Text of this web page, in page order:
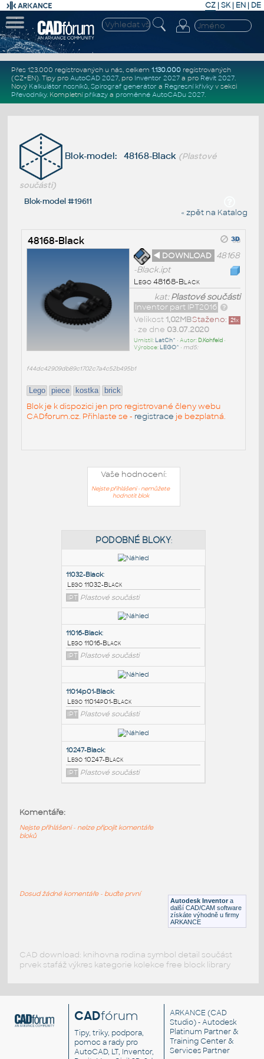
CZ | SK| EN | DE
Přes 123.000 registrovaných u nás, celkem 1.130.000registrovaných
(CZ+EN). Tipy pro AutoCAD 2027, pro Inventor 2027a pro Revit 2027.
Nový Kalkulátor nosníků, Spirograf generátor a Regresní křivkyv sekci
Převodníky. Kompletní příkazya proměnné AutoCADu 2027.
Blok-model: 48168-Black (Plastové
součásti)
Blok-model #19611
« zpět na Katalog
48168-Black
◄ DOWNLOAD 48168
-Black.ipt
Lego 48168-Black
kat:Plastové součásti
Inventor part IPT2016
Staženo: 21x
Velikost 1,02MB
• ze dne 03.07.2020
Umístil: LatCh^ • Autor: D.Kohfeld•
Výrobce: LEGO^ • md5:
f44dc42909db89c1702c7a4c52b495b1
Lego piece kostka brick
Blok je k dispozici jen pro registrované členy webu
CADforum.cz. Přihlaste se - registrace je bezplatná.
Vaše hodnocení:
Nejste přihlášeni - nemůžete
hodnotit blok
11032-Black:
Lego 11032-Black
IPT Plastové součásti
11016-Black:
Lego 11016-Black
IPT Plastové součásti
Lego 11014p01-Black
Lego 10247-Black
Autodesk Inventor a
další CAD/CAM software
získáte výhodně u firmy
ARKANCE
Komentáře:
Nejste přihlášeni - nelze připojit komentáře
bloků
Dosud žádné komentáře - buďte první
CAD download: knihovna rodina symbol detail součást
prvek stafáž výkres kategorie kolekce free block library
CADfórum
Tipy, triky, podpora,
pomoc a rady pro
AutoCAD, LT, Inventor,
ARKANCE (CAD
Studio) - Autodesk
Platinum Partner &
Training Center &
Services Partner